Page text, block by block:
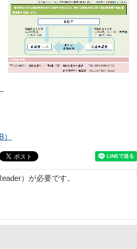
）が必要です。